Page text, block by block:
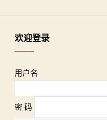
欢迎登录
用户名
密 码